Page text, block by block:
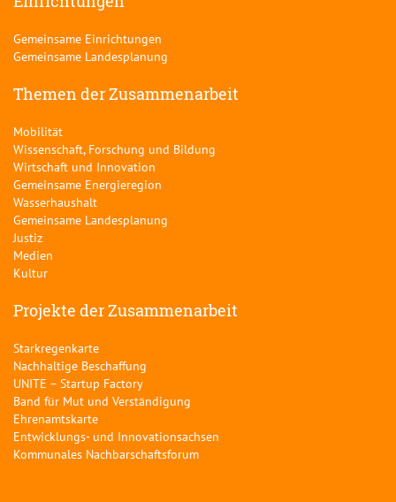
Gemeinsame Einrichtungen
Gemeinsame Landesplanung
Themen der Zusammenarbeit
Mobilität
Wissenschaft, Forschung und Bildung
Wirtschaft und Innovation
Gemeinsame Energieregion
Wasserhaushalt
Gemeinsame Landesplanung
Justiz
Medien
Kultur
Projekte der Zusammenarbeit
Starkregenkarte
Nachhaltige Beschaffung
UNITE – Startup Factory
Band für Mut und Verständigung
Ehrenamtskarte
Entwicklungs- und Innovationsachsen
Kommunales Nachbarschaftsforum